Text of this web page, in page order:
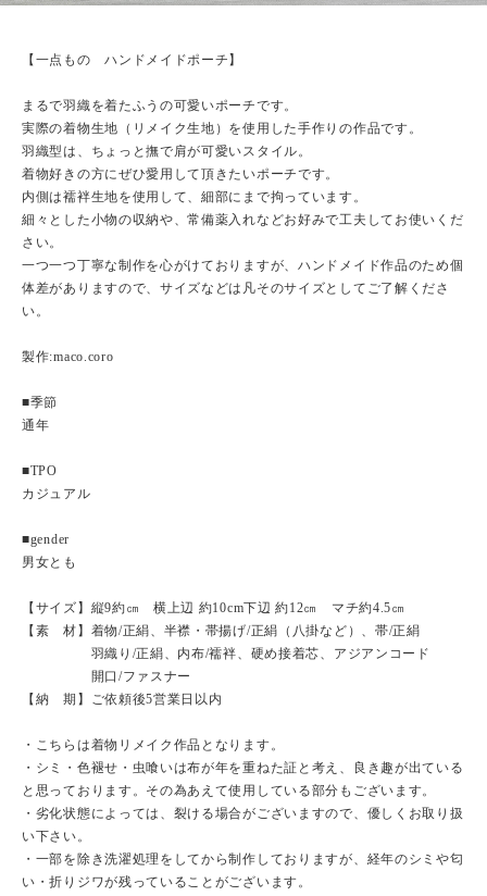
【一点もの ハンドメイドポーチ】
まるで羽織を着たふうの可愛いポーチです。
実際の着物生地（リメイク生地）を使用した手作りの作品です。
羽織型は、ちょっと撫で肩が可愛いスタイル。
着物好きの方にぜひ愛用して頂きたいポーチです。
内側は襦袢生地を使用して、細部にまで拘っています。
細々とした小物の収納や、常備薬入れなどお好みで工夫してお使いくだ
さい。
一つ一つ丁寧な制作を心がけておりますが、ハンドメイド作品のため個
体差がありますので、サイズなどは凡そのサイズとしてご了解くださ
い。
製作:maco.coro
■季節
通年
■TPO
カジュアル
■gender
男女とも
【サイズ】縦9約㎝ 横上辺 約10cm下辺 約12㎝ マチ約4.5㎝
【素 材】着物/正絹、半襟・帯揚げ/正絹（八掛など）、帯/正絹
羽織り/正絹、内布/襦袢、硬め接着芯、アジアンコード
開口/ファスナー
【納 期】ご依頼後5営業日以内
・こちらは着物リメイク作品となります。
・シミ・色褪せ・虫喰いは布が年を重ねた証と考え、良き趣が出ている
と思っております。その為あえて使用している部分もございます。
・劣化状態によっては、裂ける場合がございますので、優しくお取り扱
い下さい。
・一部を除き洗濯処理をしてから制作しておりますが、経年のシミや匂
い・折りジワが残っていることがございます。